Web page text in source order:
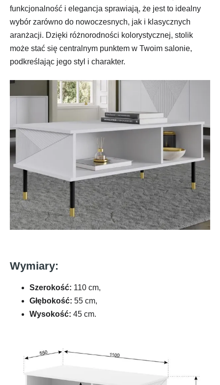
funkcjonalność i elegancja sprawiają, że jest to idealny
wybór zarówno do nowoczesnych, jak i klasycznych
aranżacji. Dzięki różnorodności kolorystycznej, stolik
może stać się centralnym punktem w Twoim salonie,
podkreślając jego styl i charakter.
Wymiary:
Szerokość: 110 cm,
Głębokość: 55 cm,
Wysokość: 45 cm.